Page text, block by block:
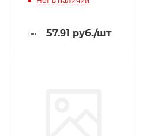
57.91 руб./шт